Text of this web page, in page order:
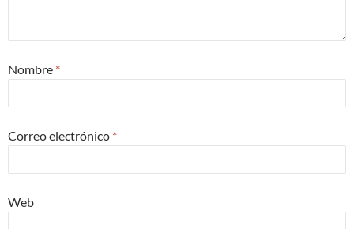
Nombre *
Correo electrónico *
Web